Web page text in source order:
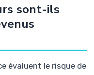
sont-ils
évaluent le risque de